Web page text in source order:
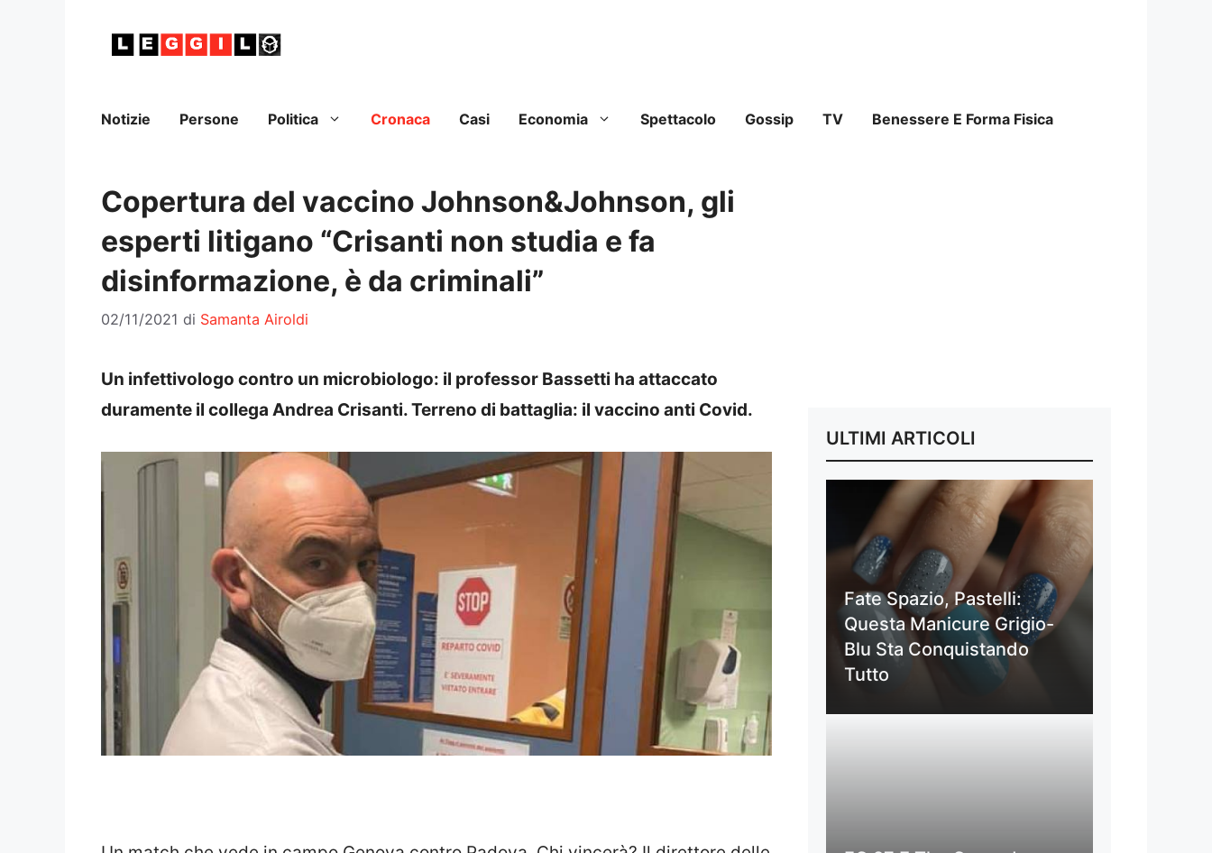
Notizie Persone Politica Cronaca Casi Economia Spettacolo Gossip TV Benessere E Forma Fisica
Copertura del vaccino Johnson&Johnson, gli
esperti litigano “Crisanti non studia e fa
disinformazione, è da criminali”
02/11/2021 di Samanta Airoldi
Un infettivologo contro un microbiologo: il professor Bassetti ha attaccato
duramente il collega Andrea Crisanti. Terreno di battaglia: il vaccino anti Covid.
ULTIMI ARTICOLI
Fate Spazio, Pastelli:
Questa Manicure Grigio-
Blu Sta Conquistando
Tutto